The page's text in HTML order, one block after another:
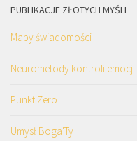
PUBLIKACJE ZŁOTYCH MYŚLI
Mapy świadomości
Neurometody kontroli emocji
Punkt Zero
Umysł Boga'Ty